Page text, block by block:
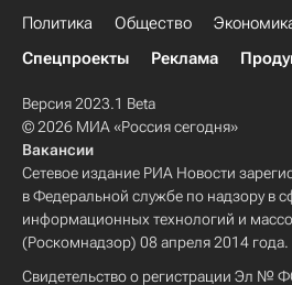
Политика Общество
Спецпроекты
Реклама
Версия 2023.1 Beta
© 2026 МИА «Россия сегодня»
Вакансии
Сетевое издание РИА Новости
в Федеральной службе по надзору в
информационных технологий и
(Роскомнадзор) 08 апреля 2014 года.
Свидетельство о регистрации Эл №